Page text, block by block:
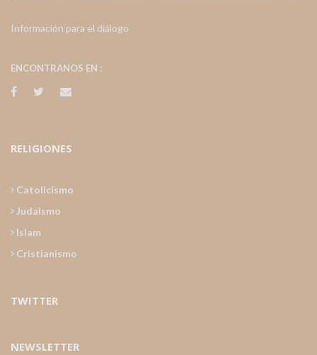
Información para el diálogo
ENCONTRANOS EN :
RELIGIONES
Catolicismo
Judaismo
Islam
Cristianismo
TWITTER
NEWSLETTER